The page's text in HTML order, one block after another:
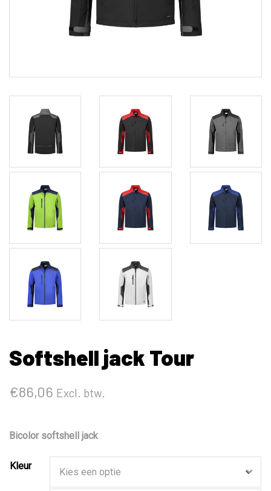
Softshell jack Tour
€86,06 Excl. btw.
Bicolor softshell jack
Kleur